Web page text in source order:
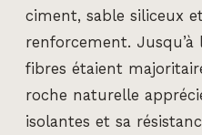
ciment, sable siliceux
renforcement. Jusqu’à
fibres étaient
roche naturelle
isolantes et sa